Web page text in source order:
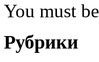
You must be
Рубрики